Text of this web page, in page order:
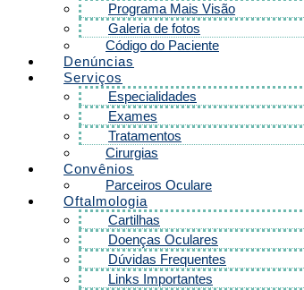
Programa Mais Visão
Galeria de fotos
Código do Paciente
Denúncias
Serviços
Especialidades
Exames
Tratamentos
Cirurgias
Convênios
Parceiros Oculare
Oftalmologia
Cartilhas
Doenças Oculares
Dúvidas Frequentes
Links Importantes